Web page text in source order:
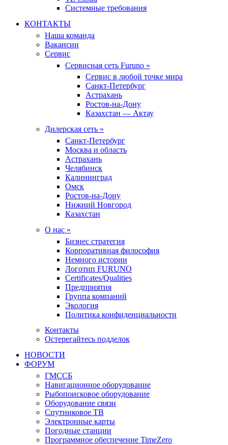
Системные требования
КОНТАКТЫ
Наша команда
Вакансии
Сервис
Сервисная сеть Furuno »
Сервис в любой точке мира
Санкт-Петербург
Астрахань
Ростов-на-Дону
Казахстан — Актау
Дилерская сеть »
Санкт-Петербург
Москва и область
Астрахань
Челябинск
Калининград
Омск
Ростов-на-Дону
Нижний Новгород
Казахстан
О нас »
Бизнес стратегия
Корпоративная философия
Немного истории
Логотип FURUNO
Certificates/Qualities
Предприятия
Группа компаний
Экология
Политика конфиденциальности
Контакты
Остерегайтесь подделок
НОВОСТИ
ФОРУМ
ГМССБ
Навигационное оборудование
Рыбопоисковое оборудование
Оборудование связи
Спутниковое ТВ
Электронные карты
Погодные станции
Программное обеспечение TimeZero